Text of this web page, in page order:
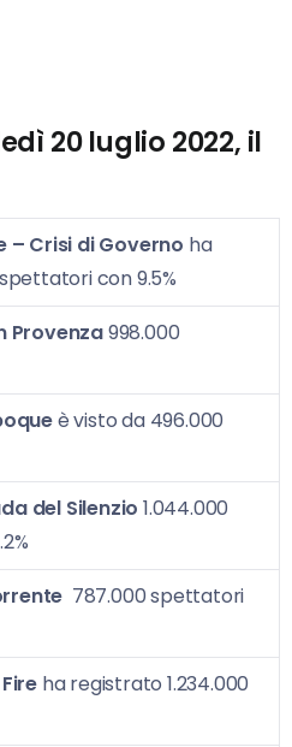
20 luglio 2022, il
– Crisi di Governo ha
con 9.5%
Provenza998.000
è visto da 496.000
del Silenzio 1.044.000
787.000 spettatori
ha registrato 1.234.000